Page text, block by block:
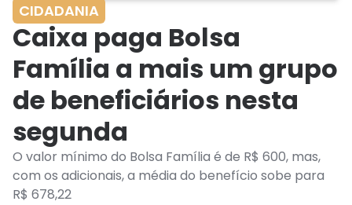
CIDADANIA
Caixa paga Bolsa
Família a mais um grupo
de beneficiários nesta
segunda
O valor mínimo do Bolsa Família é de R$ 600, mas,
com os adicionais, a média do benefício sobe para
R$ 678,22